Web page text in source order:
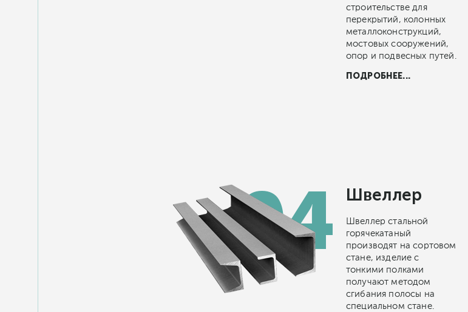
строительстве для
перекрытий, колонных
металлоконструкций,
мостовых сооружений,
опор и подвесных путей.
ПОДРОБНЕЕ...
Швеллер
Швеллер стальной
горячекатаный
производят на сортовом
стане, изделие с
тонкими полками
получают методом
сгибания полосы на
специальном стане.